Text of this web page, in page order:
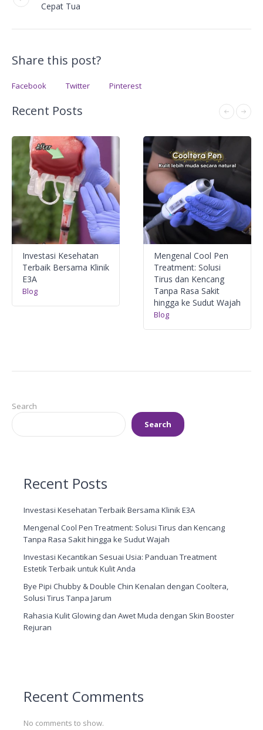
Cepat Tua
Share this post?
Facebook Twitter Pinterest
Recent Posts
Investasi Kesehatan
Terbaik Bersama Klinik
E3A
Blog
Mengenal Cool Pen
Treatment: Solusi
Tirus dan Kencang
Tanpa Rasa Sakit
hingga ke Sudut Wajah
Blog
Search
Search
Recent Posts
Investasi Kesehatan Terbaik Bersama Klinik E3A
Mengenal Cool Pen Treatment: Solusi Tirus dan Kencang
Tanpa Rasa Sakit hingga ke Sudut Wajah
Investasi Kecantikan Sesuai Usia: Panduan Treatment
Estetik Terbaik untuk Kulit Anda
Bye Pipi Chubby & Double Chin Kenalan dengan Cooltera,
Solusi Tirus Tanpa Jarum
Rahasia Kulit Glowing dan Awet Muda dengan Skin Booster
Rejuran
Recent Comments
No comments to show.